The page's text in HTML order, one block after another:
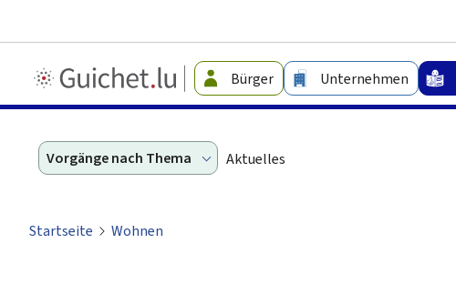
Guichet.lu
-
Sprache
Bürger Unternehmen
Vorgänge nach Thema Aktuelles
Startseite Wohnen